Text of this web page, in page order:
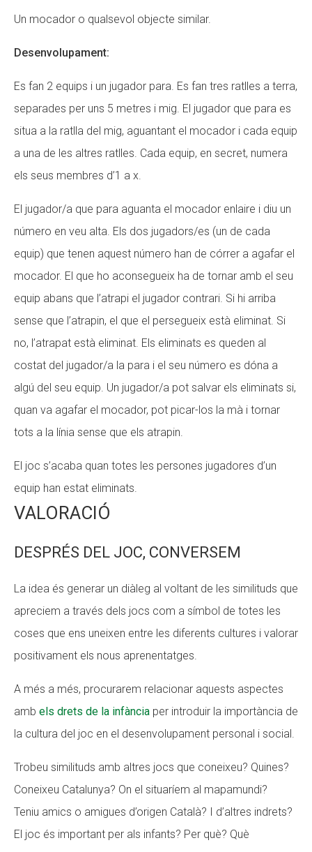
Un mocador o qualsevol objecte similar.
Desenvolupament:
Es fan 2 equips i un jugador para. Es fan tres ratlles a terra,
separades per uns 5 metres i mig. El jugador que para es
situa a la ratlla del mig, aguantant el mocador i cada equip
a una de les altres ratlles. Cada equip, en secret, numera
els seus membres d’1 a x.
El jugador/a que para aguanta el mocador enlaire i diu un
número en veu alta. Els dos jugadors/es (un de cada
equip) que tenen aquest número han de córrer a agafar el
mocador. El que ho aconsegueix ha de tornar amb el seu
equip abans que l’atrapi el jugador contrari. Si hi arriba
sense que l’atrapin, el que el persegueix està eliminat. Si
no, l’atrapat està eliminat. Els eliminats es queden al
costat del jugador/a la para i el seu número es dóna a
algú del seu equip. Un jugador/a pot salvar els eliminats si,
quan va agafar el mocador, pot picar-los la mà i tornar
tots a la línia sense que els atrapin.
El joc s’acaba quan totes les persones jugadores d’un
equip han estat eliminats.
VALORACIÓ
DESPRÉS DEL JOC, CONVERSEM
La idea és generar un diàleg al voltant de les similituds que
apreciem a través dels jocs com a símbol de totes les
coses que ens uneixen entre les diferents cultures i valorar
positivament els nous aprenentatges.
A més a més, procurarem relacionar aquests aspectes
amb els drets de la infància per introduir la importància de
la cultura del joc en el desenvolupament personal i social.
Trobeu similituds amb altres jocs que coneixeu? Quines?
Coneixeu Catalunya? On el situaríem al mapamundi?
Teniu amics o amigues d’origen Català? I d’altres indrets?
El joc és important per als infants? Per què? Què